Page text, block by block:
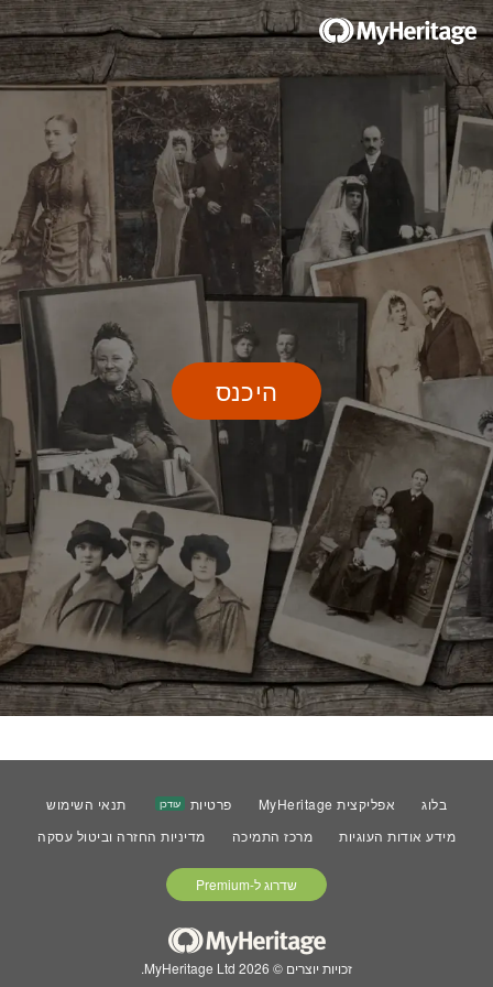
היכנס
בלוג אפליקצית MyHeritage פרטיות עודכן
תנאי השימוש
מידע אודות העוגיות
מרכז התמיכה מדיניות החזרה וביטול עסקה
שדרוג ל-Premium
זכויות יוצרים © 2026 MyHeritage Ltd.